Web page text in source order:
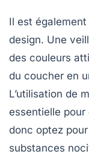
Il est
design. Une
des couleurs
du coucher en
L’utilisation de
essentielle
donc optez
substances